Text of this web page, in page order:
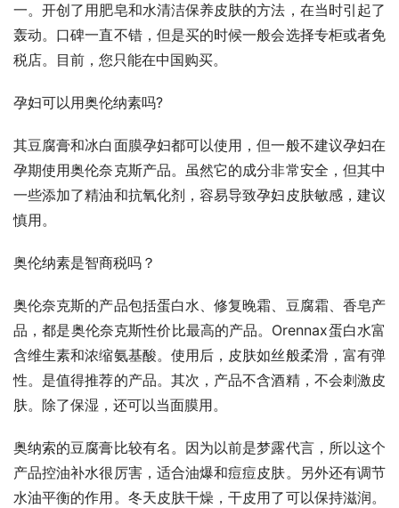
一。开创了用肥皂和水清洁保养皮肤的方法，在当时引起了
轰动。口碑一直不错，但是买的时候一般会选择专柜或者免
税店。目前，您只能在中国购买。
孕妇可以用奥伦纳素吗?
其豆腐膏和冰白面膜孕妇都可以使用，但一般不建议孕妇在
孕期使用奥伦奈克斯产品。虽然它的成分非常安全，但其中
一些添加了精油和抗氧化剂，容易导致孕妇皮肤敏感，建议
慎用。
奥伦纳素是智商税吗？
奥伦奈克斯的产品包括蛋白水、修复晚霜、豆腐霜、香皂产
品，都是奥伦奈克斯性价比最高的产品。Orennax蛋白水富
含维生素和浓缩氨基酸。使用后，皮肤如丝般柔滑，富有弹
性。是值得推荐的产品。其次，产品不含酒精，不会刺激皮
肤。除了保湿，还可以当面膜用。
奥纳索的豆腐膏比较有名。因为以前是梦露代言，所以这个
产品控油补水很厉害，适合油爆和痘痘皮肤。另外还有调节
水油平衡的作用。冬天皮肤干燥，干皮用了可以保持滋润。